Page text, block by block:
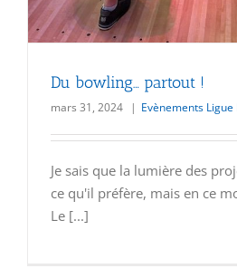
Du bowling… partout !
mars 31, 2024 | Evènements Ligue
Je sais que la lumière des
ce qu'il préfère, mais en ce
Le [...]